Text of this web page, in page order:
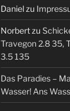
Danielzu
Norbertzu
Travegon 2.8 35,
3.5 135
Das Paradies –
Wasser! Ans